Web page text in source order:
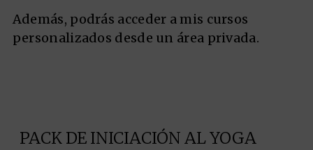
Además, podrás acceder a mis cursos
personalizados desde un área privada.
PACK DE INICIACIÓN AL YOGA